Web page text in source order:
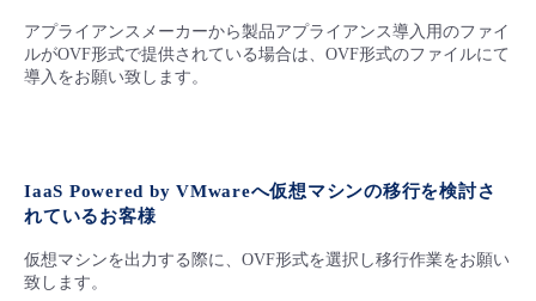
アプライアンスメーカーから製品アプライアンス導入用のファイ
ルがOVF形式で提供されている場合は、OVF形式のファイルにて
導入をお願い致します。
IaaS Powered by VMwareへ仮想マシンの移行を検討さ
れているお客様
仮想マシンを出力する際に、OVF形式を選択し移行作業をお願い
致します。